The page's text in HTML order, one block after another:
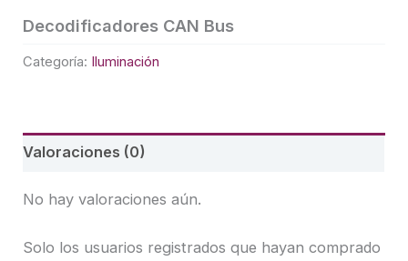
Decodificadores CAN Bus
Categoría: Iluminación
Valoraciones (0)
No hay valoraciones aún.
Solo los usuarios registrados que hayan comprado